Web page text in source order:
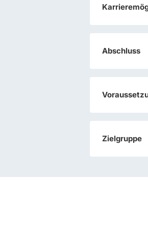
Abschluss
Zielgruppe